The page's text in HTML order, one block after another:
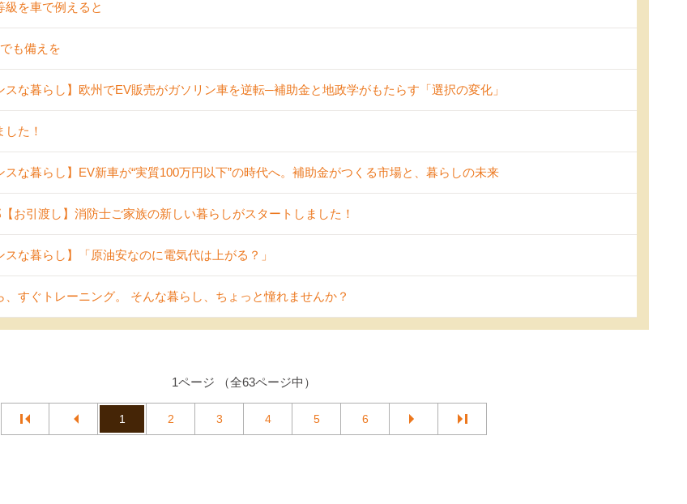
級を車で例えると
も備えを
スな暮らし】欧州でEV販売がガソリン車を逆転─補助金と地政学がもたらす「選択の変化」
た！
スな暮らし】EV新車が“実質100万円以下”の時代へ。補助金がつくる市場と、暮らしの未来
お引渡し】消防士ご家族の新しい暮らしがスタートしました！
スな暮らし】「原油安なのに電気代は上がる？」
、すぐトレーニング。 そんな暮らし、ちょっと憧れませんか？
1ページ （全63ページ中）
1 2 3 4 5 6